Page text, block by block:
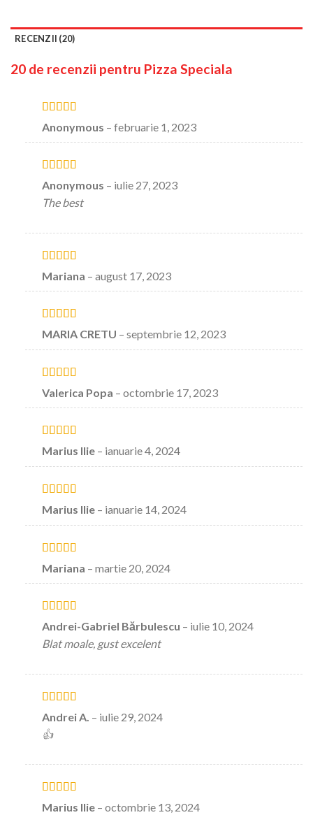
RECENZII (20)
20 de recenzii pentru Pizza Speciala
Evaluat la5
stele din 5
Anonymous – februarie 1, 2023
Evaluat la5
stele din 5
Anonymous – iulie 27, 2023
The best
Evaluat la
stele din 5
Mariana – august 17, 2023
Evaluat la5
stele din 5
MARIA CRETU – septembrie 12, 2023
Evaluat la5
stele din 5
Valerica Popa – octombrie 17, 2023
Evaluat la5
stele din 5
Marius Ilie – ianuarie 4, 2024
Evaluat la5
stele din 5
Marius Ilie – ianuarie 14, 2024
Evaluat la
stele din 5
Mariana – martie 20, 2024
Evaluat la5
stele din 5
Andrei-Gabriel Bărbulescu – iulie 10, 2024
Blat moale, gust excelent
Evaluat la
stele din 5
Andrei A. – iulie 29, 2024
👍
Evaluat la5
Marius Ilie – octombrie 13, 2024